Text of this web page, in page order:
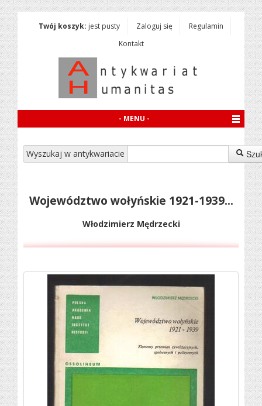
Twój koszyk: jest pusty Zaloguj się
Regulamin
Kontakt
- MENU -
Wyszukaj w antykwariacie
Województwo wołyńskie 1921-1939...
Włodzimierz Mędrzecki